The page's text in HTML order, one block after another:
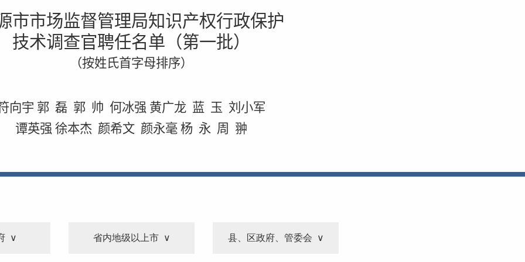
市市场监督管理局知识产权行政保护
技术调查官聘任名单（第一批）
（按姓氏首字母排序）
向宇 郭 磊 郭 帅 何冰强 黄广龙 蓝 玉 刘小军
谭英强 徐本杰 颜希文 颜永毫 杨 永 周 翀
省内地级以上市 县、区政府、管委会